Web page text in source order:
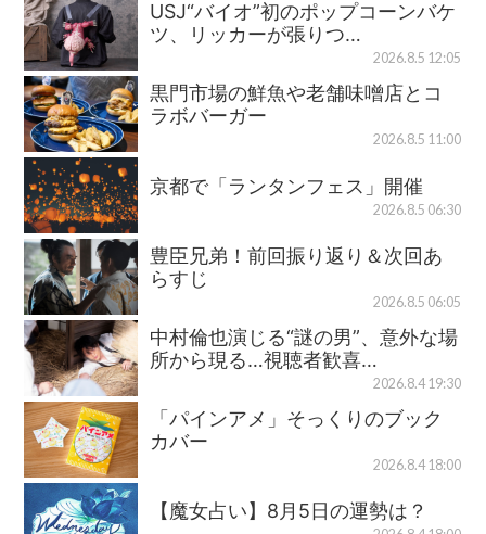
USJ“バイオ”初のポップコーンバケ
ツ、リッカーが張りつ…
2026.8.5 12:05
黒門市場の鮮魚や老舗味噌店とコ
ラボバーガー
2026.8.5 11:00
京都で「ランタンフェス」開催
2026.8.5 06:30
豊臣兄弟！前回振り返り＆次回あ
らすじ
2026.8.5 06:05
中村倫也演じる“謎の男”、意外な場
所から現る…視聴者歓喜…
2026.8.4 19:30
「パインアメ」そっくりのブック
カバー
2026.8.4 18:00
【魔女占い】8月5日の運勢は？